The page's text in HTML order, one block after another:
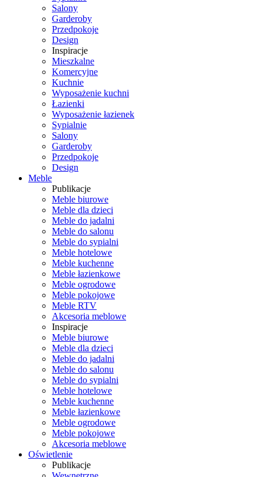
Salony
Garderoby
Przedpokoje
Design
Inspiracje
Mieszkalne
Komercyjne
Kuchnie
Wyposażenie kuchni
Łazienki
Wyposażenie łazienek
Sypialnie
Salony
Garderoby
Przedpokoje
Design
Meble
Publikacje
Meble biurowe
Meble dla dzieci
Meble do jadalni
Meble do salonu
Meble do sypialni
Meble hotelowe
Meble kuchenne
Meble łazienkowe
Meble ogrodowe
Meble pokojowe
Meble RTV
Akcesoria meblowe
Inspiracje
Meble biurowe
Meble dla dzieci
Meble do jadalni
Meble do salonu
Meble do sypialni
Meble hotelowe
Meble kuchenne
Meble łazienkowe
Meble ogrodowe
Meble pokojowe
Akcesoria meblowe
Oświetlenie
Publikacje